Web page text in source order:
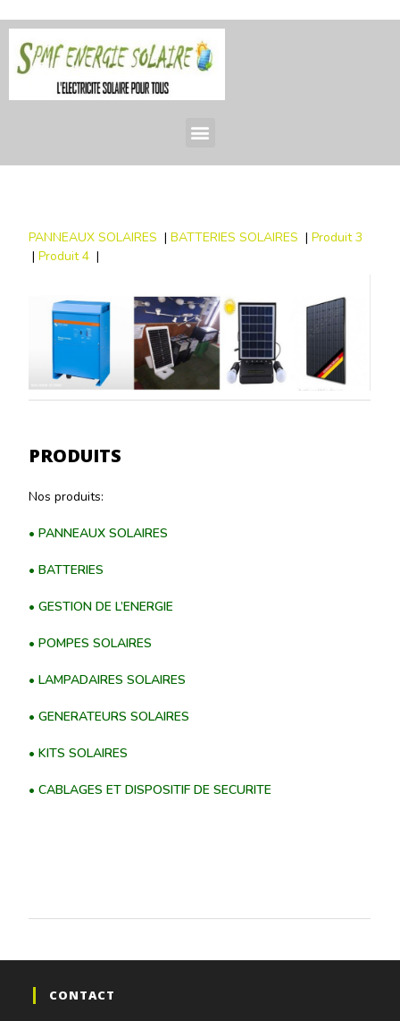
PANNEAUX SOLAIRES |BATTERIES SOLAIRES |Produit 3
|Produit 4 |
PRODUITS
Nos produits:
• PANNEAUX SOLAIRES
• BATTERIES
• GESTION DE L’ENERGIE
• POMPES SOLAIRES
• LAMPADAIRES SOLAIRES
• GENERATEURS SOLAIRES
• KITS SOLAIRES
• CABLAGES ET DISPOSITIF DE SECURITE
CONTACT